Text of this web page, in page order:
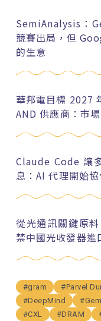
SemiAnalysis：
競賽出局，但
的生意
華邦電目標 2027
AND 供應商：市
Claude Code 讓
息：AI 代理開始
從光通訊關鍵原
禁中國光收發器進
#gram #Parvel
#DeepMind
#CXL
#DRAM